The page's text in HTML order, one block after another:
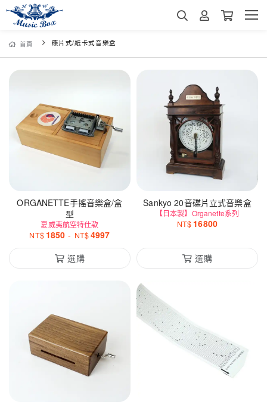
首頁 碟片式/紙卡式音樂盒
ORGANETTE手搖音樂盒/盒
型
夏威夷航空特仕款
NT$ 1850 - NT$4997
選購
Sankyo 20音碟片立式音樂盒
【日本製】Organette系列
NT$ 16800
選購